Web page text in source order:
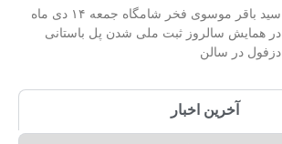
سید باقر موسوی فخر شامگاه جمعه ۱۴ دی ماه
در همایش سالروز ثبت ملی شدن پل باستانی
دزفول در سالن
آخرین اخبار